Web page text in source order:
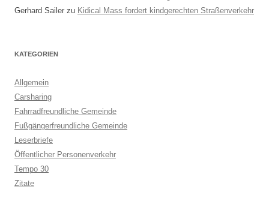
Gerhard Sailer zu Kidical Mass fordert kindgerechten Straßenverkehr
KATEGORIEN
Allgemein
Carsharing
Fahrradfreundliche Gemeinde
Fußgängerfreundliche Gemeinde
Leserbriefe
Öffentlicher Personenverkehr
Tempo 30
Zitate